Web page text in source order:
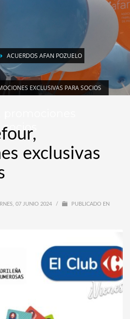
ACUERDOS AFAN POZUELO
EXCLUSIVAS PARA SOCIOS
exclusivas
07 JUNIO 2024 /
PUBLICADO EN